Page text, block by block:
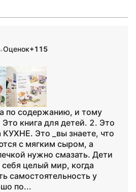
•Оценок+115
по содержанию, и тому
книга для детей. 2. Это
КУХНЕ. Это _вы знаете, что
с мягким сыром, а
нужно смазать. Дети
целый мир, когда
самостоятельность у
по...